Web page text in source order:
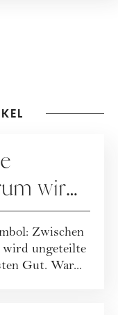
wir
statt
Zwischen
wird ungeteilte
Gut. War...